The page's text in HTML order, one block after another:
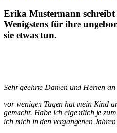
Erika Mustermann schreibt
Wenigstens für ihre
sie etwas tun.
Sehr geehrte Damen und Herren an
vor wenigen Tagen hat mein Kind
gemacht. Habe ich eigentlich je
ich mich in den vergangenen